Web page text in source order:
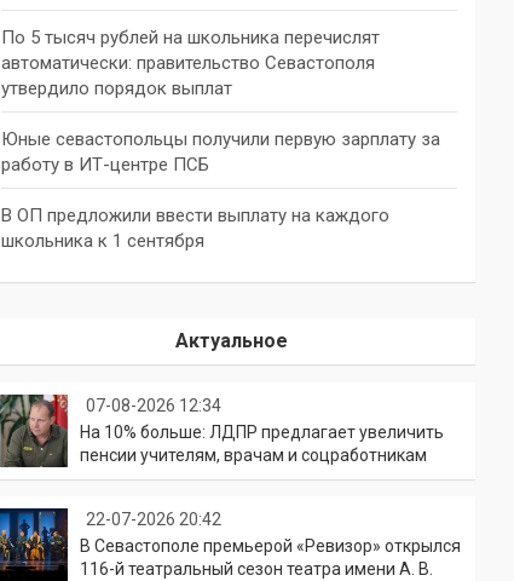
По 5 тысяч рублей на школьника перечислят
автоматически: правительство Севастополя
утвердило порядок выплат
Юные севастопольцы получили первую зарплату за
работу в ИТ-центре ПСБ
В ОП предложили ввести выплату на каждого
школьника к 1 сентября
Актуальное
07-08-2026 12:34
На 10% больше: ЛДПР предлагает увеличить
пенсии учителям, врачам и соцработникам
22-07-2026 20:42
В Севастополе премьерой «Ревизор» открылся
116-й театральный сезон театра имени А. В.